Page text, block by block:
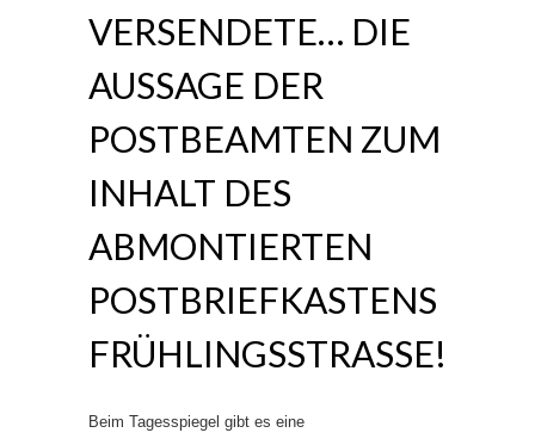
VERSENDETE… DIE
AUSSAGE DER
POSTBEAMTEN ZUM
INHALT DES
ABMONTIERTEN
POSTBRIEFKASTENS
FRÜHLINGSSTRASSE!
Beim Tagesspiegel gibt es eine